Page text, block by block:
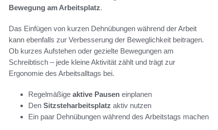
Bewegung am Arbeitsplatz.
Das Einfügen von kurzen Dehnübungen während der Arbeit
kann ebenfalls zur Verbesserung der Beweglichkeit beitragen.
Ob kurzes Aufstehen oder gezielte Bewegungen am
Schreibtisch – jede kleine Aktivität zählt und trägt zur
Ergonomie des Arbeitsalltags bei.
Regelmäßige aktive Pausen einplanen
Den Sitzsteharbeitsplatz aktiv nutzen
Ein paar Dehnübungen während des Arbeitstags machen